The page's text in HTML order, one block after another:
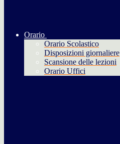
Orario
Orario Scolastico
Disposizioni giornaliere
Scansione delle lezioni
Orario Uffici